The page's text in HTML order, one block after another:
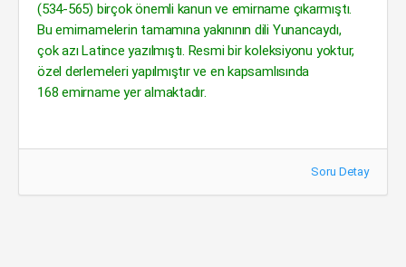
(534-565) birçok önemli kanun ve emirname çıkarmıştı.
Bu emirnamelerin tamamına yakınının dili Yunancaydı,
çok azı Latince yazılmıştı. Resmi bir koleksiyonu yoktur,
özel derlemeleri yapılmıştır ve en kapsamlısında
168 emirname yer almaktadır.
Soru Detay